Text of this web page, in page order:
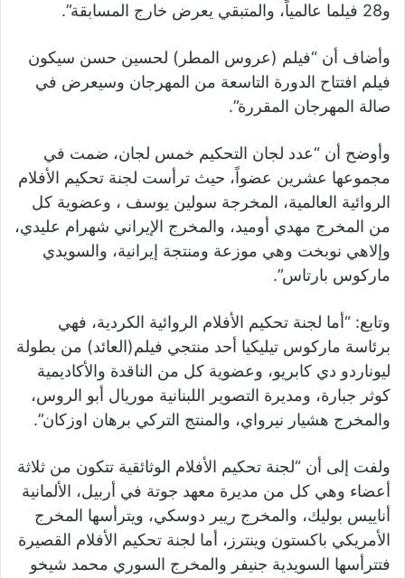
و28 فيلما عالمياً، والمتبقي يعرض خارج المسابقة”.
وأضاف أن “فيلم (عروس المطر) لحسين حسن سيكون
فيلم افتتاح الدورة التاسعة من المهرجان وسيعرض في
صالة المهرجان المقررة”.
وأوضح أن “عدد لجان التحكيم خمس لجان، ضمت في
مجموعها عشرين عضواً، حيث ترأست لجنة تحكيم الأفلام
الروائية العالمية، المخرجة سولين يوسف ، وعضوية كل
من المخرج مهدي أوميد، والمخرج الإيراني شهرام عليدي،
وإلاهي نوبخت وهي موزعة ومنتجة إيرانية، والسويدي
ماركوس بارتاس”.
وتابع: “أما لجنة تحكيم الأفلام الروائية الكردية، فهي
برئاسة ماركوس تيليكيا أحد منتجي فيلم(العائد) من بطولة
ليوناردو دي كابريو، وعضوية كل من الناقدة والأكاديمية
كوثر جبارة، ومديرة التصوير اللبنانية موريال أبو الروس،
والمخرج هشيار نيرواي، والمنتج التركي برهان اوزكان”.
ولفت إلى أن “لجنة تحكيم الأفلام الوثائقية تتكون من ثلاثة
أعضاء وهي كل من مديرة معهد جوتة في أربيل، الألمانية
أناييس بوليك، والمخرج ريبر دوسكي، ويترأسها المخرج
الأمريكي باكستون وينترز، أما لجنة تحكيم الأفلام القصيرة
فتترأسها السويدية جنيفر والمخرج السوري محمد شيخو